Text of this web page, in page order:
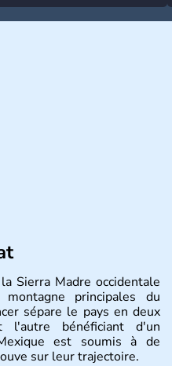
Sierra Madre occidentale
principales du
sépare le pays en deux
l'autre bénéficiant d'un
est soumis à de
sur leur trajectoire.